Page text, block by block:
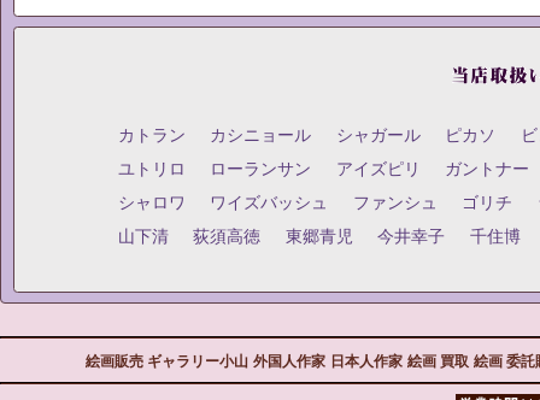
カトラン カシニョール シャガール ピカソ
ユトリロ
ローランサン アイズピリ
ガントナー
シャロワ
ワイズバッシュ ファンシュ ゴリチ
山下清
荻須高徳 東郷青児 今井幸子 千住博
絵画販売 ギャラリー小山 外国人作家 日本人作家 絵画 買取 絵画 委託